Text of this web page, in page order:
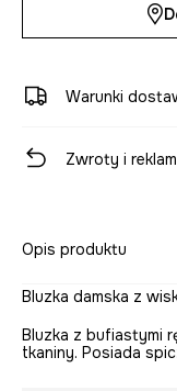
Warunki
Zwroty i
Opis produktu
Bluzka damska z
Bluzka z bufiastymi
tkaniny. Posiada